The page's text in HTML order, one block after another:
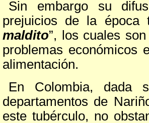
Sin embargo su
prejuicios de la época
maldito”, los cuales
problemas económicos
alimentación.
En Colombia, dada
departamentos de
este tubérculo, no